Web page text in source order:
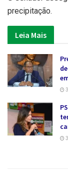
precipitação.
Leia Mais